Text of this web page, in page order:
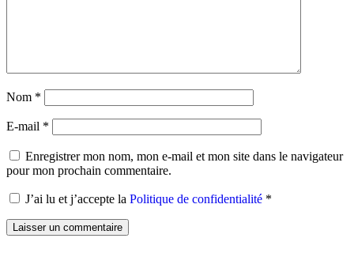
Nom *
E-mail *
Enregistrer mon nom, mon e-mail et mon site dans le navigateur
pour mon prochain commentaire.
J’ai lu et j’accepte la Politique de confidentialité *